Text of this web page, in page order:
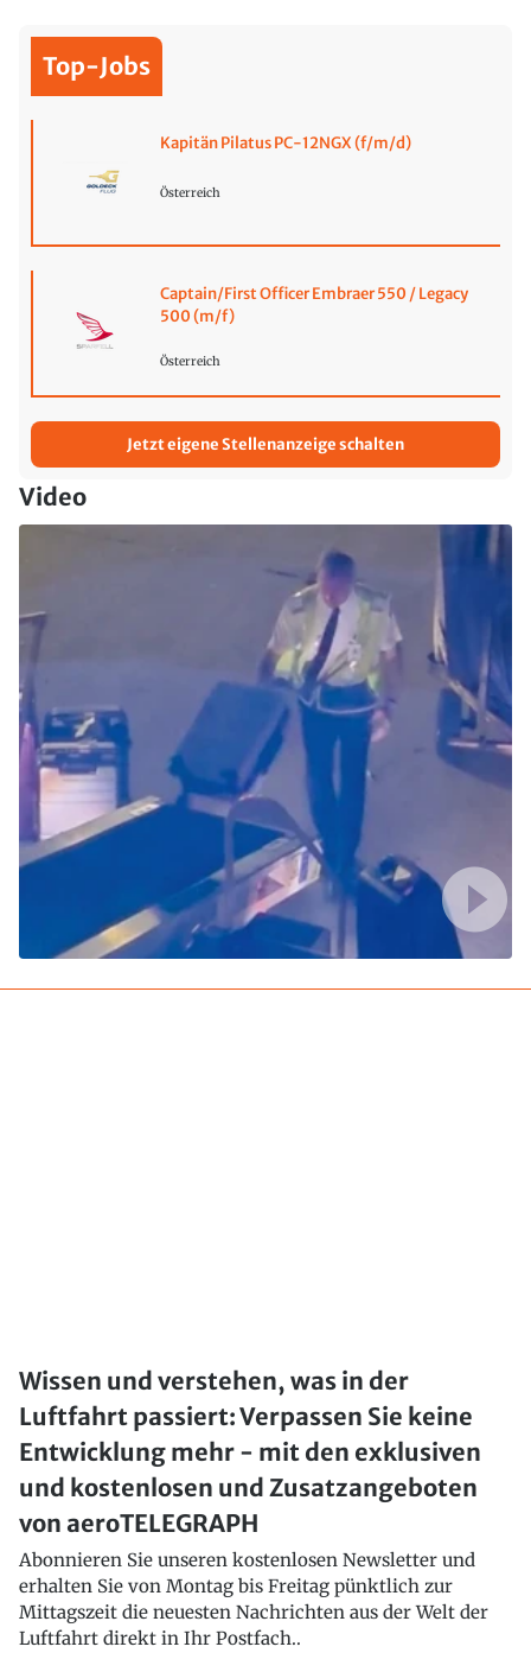
Top-Jobs
Kapitän Pilatus PC-12NGX (f/m/d)
Österreich
Captain/First Officer Embraer 550 / Legacy
500 (m/f)
Österreich
Jetzt eigene Stellenanzeige schalten
Video
Wissen und verstehen, was in der
Luftfahrt passiert: Verpassen Sie keine
Entwicklung mehr - mit den exklusiven
und kostenlosen und Zusatzangeboten
von aeroTELEGRAPH
Abonnieren Sie unseren kostenlosen Newsletter und
erhalten Sie von Montag bis Freitag pünktlich zur
Mittagszeit die neuesten Nachrichten aus der Welt der
Luftfahrt direkt in Ihr Postfach..